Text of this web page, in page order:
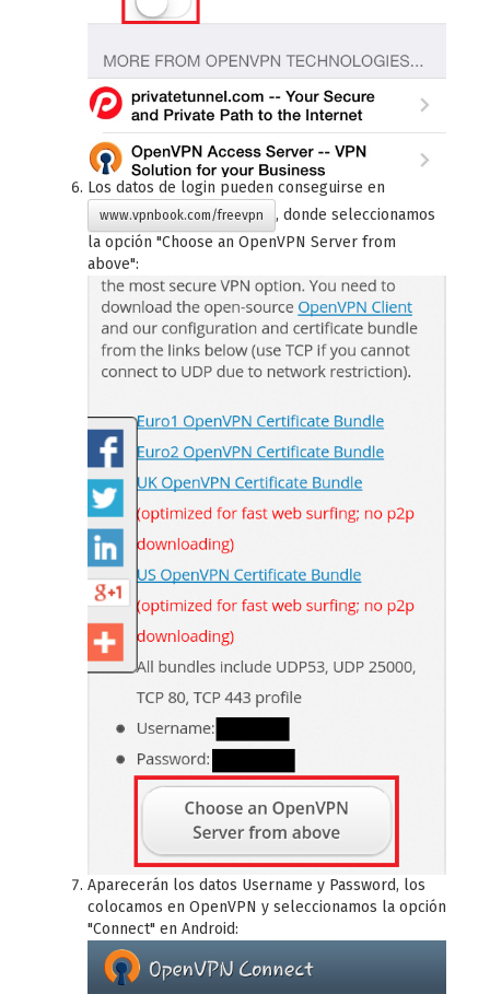
Los datos de login pueden conseguirse en
www.vpnbook.com/freevpn
, donde seleccionamos
la opción "Choose an OpenVPN Server from
above":
Aparecerán los datos Username y Password, los
colocamos en OpenVPN y seleccionamos la opción
"Connect" en Android: